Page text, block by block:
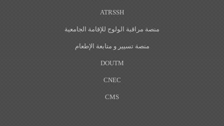
ATRSSH
منصة مراقبة الولوج للإقامة الجامعية
منصة تسيير و متابعة الإطعام
DOUTM
CNEC
CMS